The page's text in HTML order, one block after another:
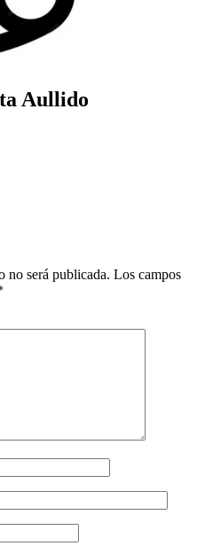
Aullido
no será publicada. Los campos